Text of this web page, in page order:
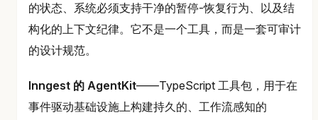
的状态、系统必须支持干净的暂停-恢复行为、以及结
构化的上下文纪律。它不是一个工具，而是一套可审计
的设计规范。
Inngest 的 AgentKit——TypeScript 工具包，用于在
事件驱动基础设施上构建持久的、工作流感知的